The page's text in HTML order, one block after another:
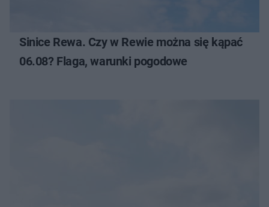
Sinice Rewa. Czy w Rewie można się kąpać
06.08? Flaga, warunki pogodowe